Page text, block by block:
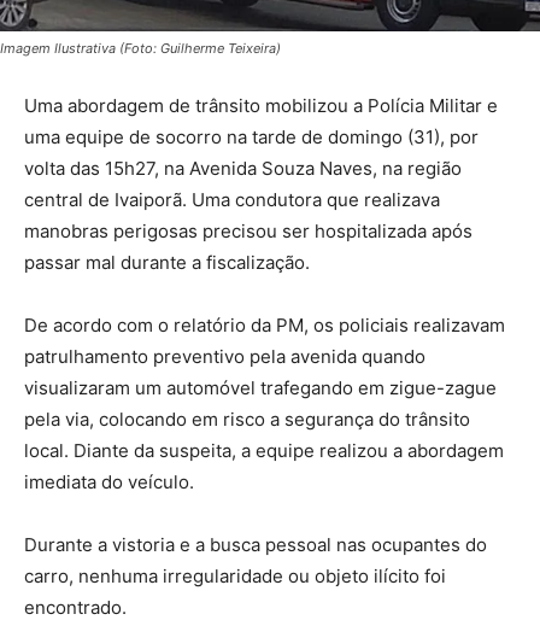
Imagem Ilustrativa (Foto: Guilherme Teixeira)
Uma abordagem de trânsito mobilizou a Polícia Militar e
uma equipe de socorro na tarde de domingo (31), por
volta das 15h27, na Avenida Souza Naves, na região
central de Ivaiporã. Uma condutora que realizava
manobras perigosas precisou ser hospitalizada após
passar mal durante a fiscalização.
De acordo com o relatório da PM, os policiais realizavam
patrulhamento preventivo pela avenida quando
visualizaram um automóvel trafegando em zigue-zague
pela via, colocando em risco a segurança do trânsito
local. Diante da suspeita, a equipe realizou a abordagem
imediata do veículo.
Durante a vistoria e a busca pessoal nas ocupantes do
carro, nenhuma irregularidade ou objeto ilícito foi
encontrado.